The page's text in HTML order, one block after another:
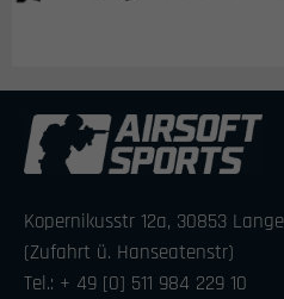
Kopernikusstr 12a, 30853
(Zufahrt ü. Hanseatenstr)
Tel.: + 49 [0] 511 984 229 10